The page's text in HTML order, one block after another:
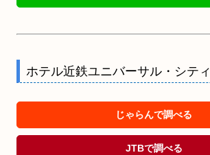
ホテル近鉄ユニバーサル・シティ
じゃらんで調べる
JTBで調べる